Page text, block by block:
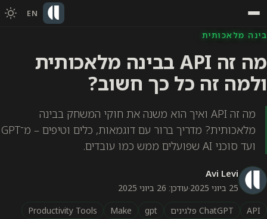
EN
בינה מלאכותית
מה זה API בבינה מלאכותית
ולמה זה כל כך חשוב?
מה זה API ואיך הוא משנה את חוקי המשחק בבינה
מלאכותית? מדריך ברור עם דוגמאות, כלים וטיפים – מ־GPT
ועד סוכני AI שפועלים ממש כמו עובדים.
Avi Levi
25 ביוני 2025 ·עודכן: 26 ביוני 2025
API
ChatGPT פלגינים gpt
Make
Productivity Tools